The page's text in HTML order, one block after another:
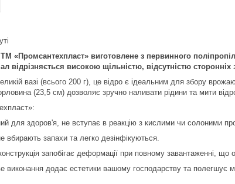
ТМ «Промсантехпласт» виготовлене з первинного
відрізняється високою щільністю, відсутністю сторонніх
вазі (всього 200 г), це відро є ідеальним для збору
(23,5 см) дозволяє зручно наливати рідини та мити
для здоров'я, не вступає в реакцію з кислими чи солоними
вбирають запахи та легко дезінфікуються.
запобігає деформації при повному завантаженні,
виконання додає естетики вашому господарству та полегшує